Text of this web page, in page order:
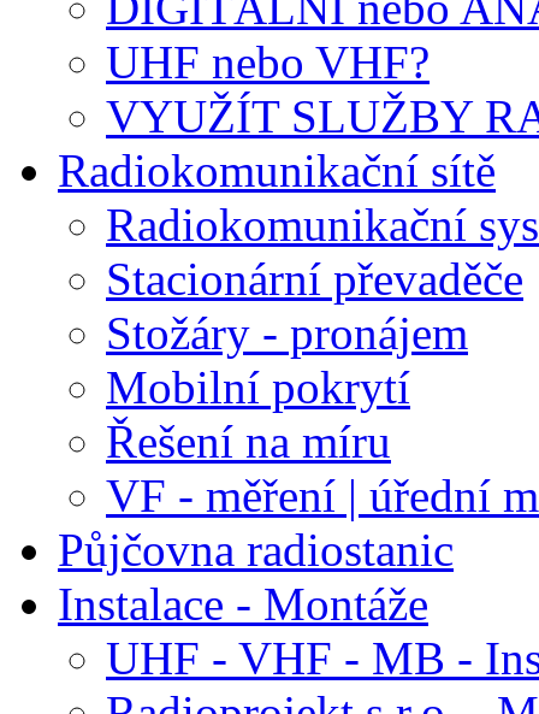
UHF nebo VHF?
VYUŽÍT SLUŽBY
Radiokomunikační sítě
Radiokomunikační
Stacionární převaděče
Stožáry - pronájem
Mobilní pokrytí
Řešení na míru
VF - měření | úřední
Půjčovna radiostanic
Instalace - Montáže
UHF - VHF - MB -